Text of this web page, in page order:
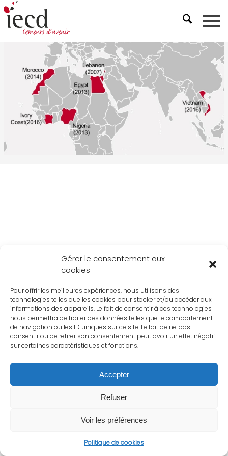
Gérer le consentement aux
cookies
Pour offrir les meilleures expériences, nous utilisons des
technologies telles que les cookies pour stocker et/ou accéder aux
informations des appareils. Le fait de consentir à ces technologies
nous permettra de traiter des données telles que le comportement
de navigation ou les ID uniques sur ce site. Le fait de ne pas
consentir ou de retirer son consentement peut avoir un effet négatif
sur certaines caractéristiques et fonctions.
Accepter
Refuser
Voir les préférences
Politique de cookies